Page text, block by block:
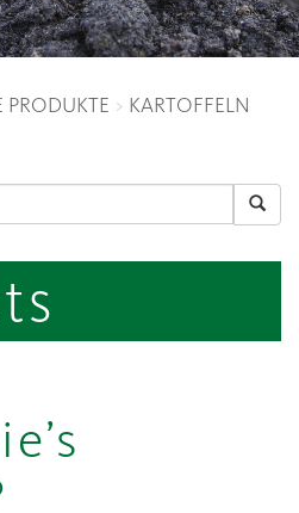
PRODUKTE
KARTOFFELN